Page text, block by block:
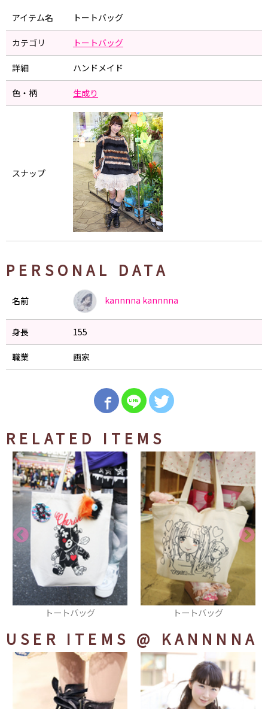
アイテム名 トートバッグ
カテゴリ トートバッグ
詳細 ハンドメイド
色・柄 生成り
スナップ
PERSONAL DATA
名前 kannnna kannnna
身長 155
職業 画家
RELATED ITEMS
トートバッグ ショルダーバッグ
USER ITEMS @ KANNNNA